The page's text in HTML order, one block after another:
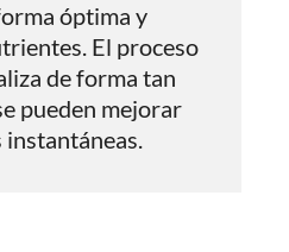
óptima y
El proceso
de forma tan
pueden mejorar
instantáneas.